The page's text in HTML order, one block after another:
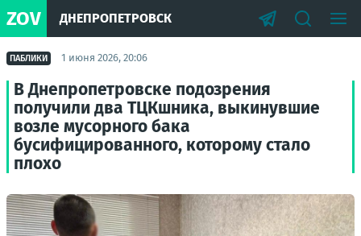
ZOV ДНЕПРОПЕТРОВСК
ПАБЛИКИ 1 июня 2026, 20:06
В Днепропетровске подозрения
получили два ТЦКшника, выкинувшие
возле мусорного бака
бусифицированного, которому стало
плохо